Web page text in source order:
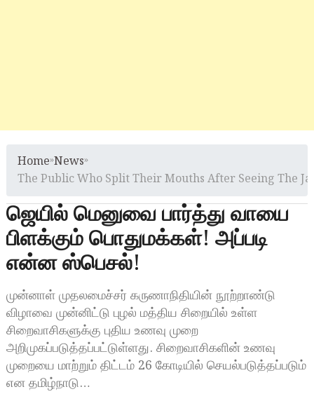
Home»News»
The Public Who Split Their Mouths After Seeing The
ஜெயில் மெனுவை பார்த்து வாயை
பிளக்கும் பொதுமக்கள்! அப்படி
என்ன ஸ்பெசல்!
முன்னாள் முதலமைச்சர் கருணாநிதியின் நூற்றாண்டு
விழாவை முன்னிட்டு புழல் மத்திய சிறையில் உள்ள
சிறைவாசிகளுக்கு புதிய உணவு முறை
அறிமுகப்படுத்தப்பட்டுள்ளது. சிறைவாசிகளின் உணவு
முறையை மாற்றும் திட்டம் 26 கோடியில் செயல்படுத்தப்படும்
என தமிழ்நாடு…